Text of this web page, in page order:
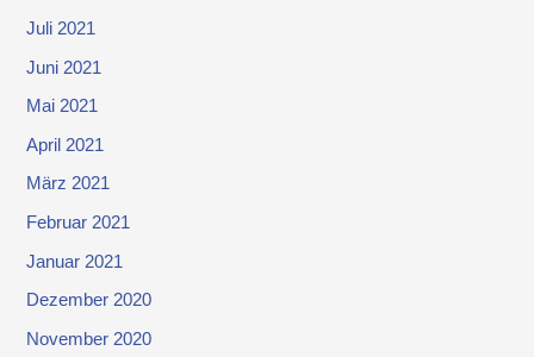
Juli 2021
Juni 2021
Mai 2021
April 2021
März 2021
Februar 2021
Januar 2021
Dezember 2020
November 2020